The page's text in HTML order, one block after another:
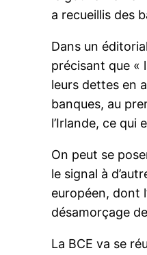
a recueillis des
Dans un
précisant que «
leurs dettes en
banques, au
l’Irlande, ce qui
On peut se
le signal à
européen, dont
désamorçage
La BCE va se